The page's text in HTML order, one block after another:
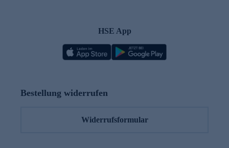
HSE App
Bestellung widerrufen
Widerrufsformular